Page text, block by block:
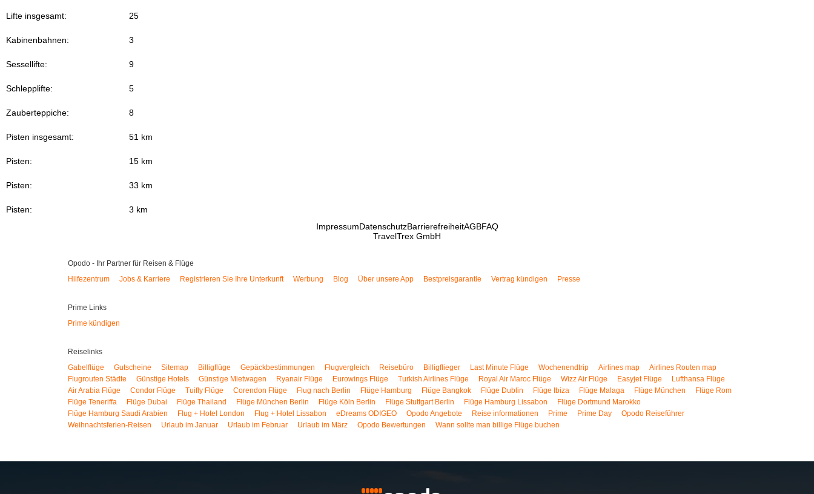
Lifte insgesamt: 25
Kabinenbahnen: 3
Sessellifte: 9
Schlepplifte: 5
Zauberteppiche: 8
Pisten insgesamt: 51 km
Pisten: 15 km
Pisten: 33 km
Pisten: 3 km
ImpressumDatenschutzBarrierefreiheitAGBFAQ
TravelTrex GmbH